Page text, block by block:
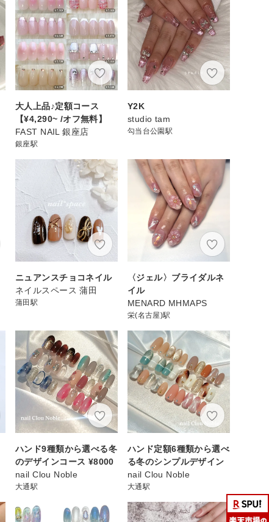
大人上品♪定額コース
【¥4,290~ /オフ無料】
FAST NAIL 銀座店
銀座駅
Y2K
studio tam
勾当台公園駅
ニュアンスチョコネイル
ネイルスペース 蒲田
蒲田駅
〈ジェル〉ブライダルネ
イル
MENARD MHMAPS
栄(名古屋)駅
ハンド9種類から選べる冬
のデザインコース ¥8000
nail Clou Noble
大通駅
ハンド定額6種類から選べ
る冬のシンプルデザイン
nail Clou Noble
大通駅